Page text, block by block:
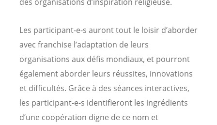
des organisations d’inspiration religieuse.
Les participant-e-s auront tout le loisir d’aborder
avec franchise l’adaptation de leurs
organisations aux défis mondiaux, et pourront
également aborder leurs réussites, innovations
et difficultés. Grâce à des séances interactives,
les participant-e-s identifieront les ingrédients
d’une coopération digne de ce nom et